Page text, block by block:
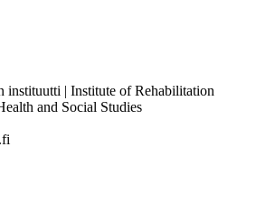
instituutti | Institute of Rehabilitation
and Social Studies